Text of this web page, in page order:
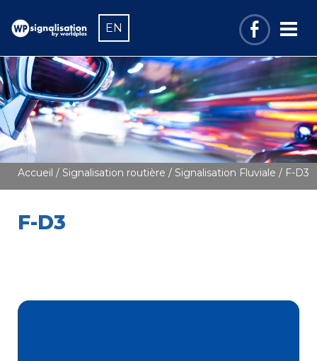
EN
Accueil / Signalisation routière / Signalisation Fluviale / F-D3
F-D3